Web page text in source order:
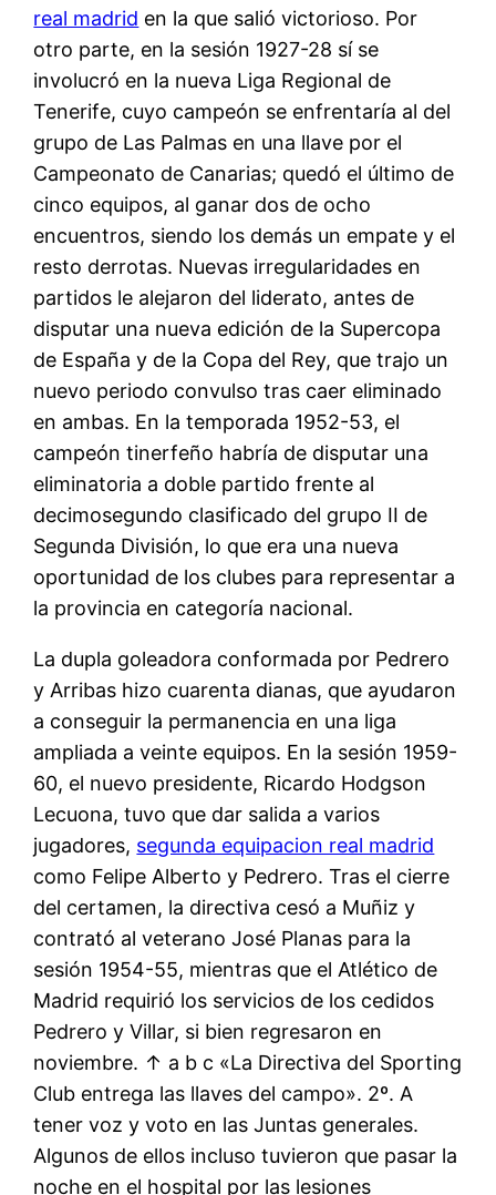
real madrid en la que salió victorioso. Por
otro parte, en la sesión 1927-28 sí se
involucró en la nueva Liga Regional de
Tenerife, cuyo campeón se enfrentaría al del
grupo de Las Palmas en una llave por el
Campeonato de Canarias; quedó el último de
cinco equipos, al ganar dos de ocho
encuentros, siendo los demás un empate y el
resto derrotas. Nuevas irregularidades en
partidos le alejaron del liderato, antes de
disputar una nueva edición de la Supercopa
de España y de la Copa del Rey, que trajo un
nuevo periodo convulso tras caer eliminado
en ambas. En la temporada 1952-53, el
campeón tinerfeño habría de disputar una
eliminatoria a doble partido frente al
decimosegundo clasificado del grupo II de
Segunda División, lo que era una nueva
oportunidad de los clubes para representar a
la provincia en categoría nacional.
La dupla goleadora conformada por Pedrero
y Arribas hizo cuarenta dianas, que ayudaron
a conseguir la permanencia en una liga
ampliada a veinte equipos. En la sesión 1959-
60, el nuevo presidente, Ricardo Hodgson
Lecuona, tuvo que dar salida a varios
jugadores, segunda equipacion real madrid
como Felipe Alberto y Pedrero. Tras el cierre
del certamen, la directiva cesó a Muñiz y
contrató al veterano José Planas para la
sesión 1954-55, mientras que el Atlético de
Madrid requirió los servicios de los cedidos
Pedrero y Villar, si bien regresaron en
noviembre. ↑ a b c «La Directiva del Sporting
Club entrega las llaves del campo». 2º. A
tener voz y voto en las Juntas generales.
Algunos de ellos incluso tuvieron que pasar la
noche en el hospital por las lesiones